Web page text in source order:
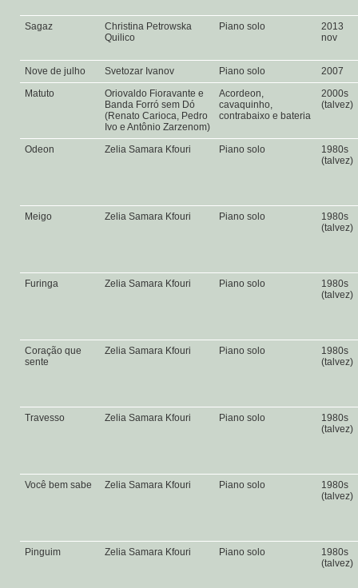
Sagaz
Christina Petrowska
Quilico
Piano solo
2013
nov
Nove de julho Svetozar Ivanov Piano solo
2007
Matuto
Oriovaldo Fioravante e
Banda Forró sem Dó
(Renato Carioca, Pedro
Ivo e Antônio Zarzenom)
Acordeon,
cavaquinho,
contrabaixo e bateria
2000s
(talvez)
Odeon Zelia Samara Kfouri Piano solo
1980s
(talvez)
Meigo Zelia Samara Kfouri Piano solo
1980s
(talvez)
Furinga Zelia Samara Kfouri Piano solo
1980s
(talvez)
Coração que
sente
Zelia Samara Kfouri Piano solo
1980s
(talvez)
Travesso Zelia Samara Kfouri Piano solo
1980s
(talvez)
Você bem sabe Zelia Samara Kfouri Piano solo
1980s
(talvez)
Pinguim Zelia Samara Kfouri Piano solo
1980s
(talvez)